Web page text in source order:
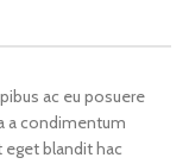
ac eu posuere
a condimentum
eget blandit hac